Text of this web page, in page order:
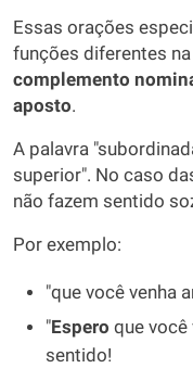
Essas orações
funções diferentes
complemento
aposto.
A palavra
superior". No caso
não fazem sentido
Por exemplo:
"que você venha
"Espero que você
sentido!